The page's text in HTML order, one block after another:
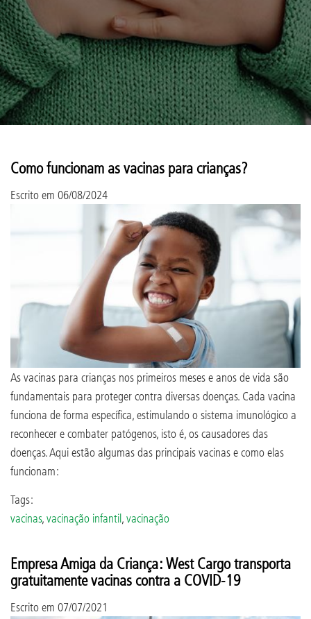
Como funcionam as vacinas para crianças?
Escrito em 06/08/2024
As vacinas para crianças nos primeiros meses e anos de vida são
fundamentais para proteger contra diversas doenças. Cada vacina
funciona de forma específica, estimulando o sistema imunológico a
reconhecer e combater patógenos, isto é, os causadores das
doenças. Aqui estão algumas das principais vacinas e como elas
funcionam:
Tags:
vacinas,vacinação infantil,vacinação
Empresa Amiga da Criança: West Cargo transporta
gratuitamente vacinas contra a COVID-19
Escrito em 07/07/2021